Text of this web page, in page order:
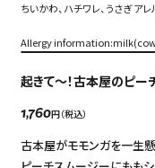
ちいかわ、ハチワレ、うさぎ ア
Allergy
起きて～！古本屋のピ
1,760円（税込）
古本屋がモモンガを一生懸